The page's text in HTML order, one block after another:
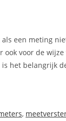
een meting
voor de
het belangrijk
,